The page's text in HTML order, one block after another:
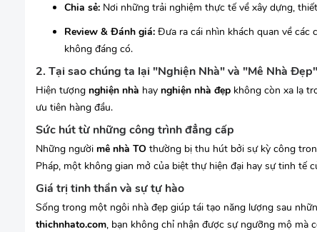
Chia sẻ: Nơi những trải nghiệm thực tế về xây dựng,
Review & Đánh giá: Đưa ra cái nhìn khách quan về các
không đáng có.
2. Tại sao chúng ta lại "Nghiện Nhà" và "Mê Nhà
Hiện tượng nghiện nhà hay nghiện nhà đẹp không còn xa lạ
ưu tiên hàng đầu.
Sức hút từ những công trình đẳng cấp
Những người mê nhà TO thường bị thu hút bởi sự kỳ công
Pháp, một không gian mở của biệt thự hiện đại hay sự tinh tế
Giá trị tinh thần và sự tự hào
Sống trong một ngôi nhà đẹp giúp tái tạo năng lượng sau
thichnhato.com, bạn không chỉ nhận được sự ngưỡng mộ mà